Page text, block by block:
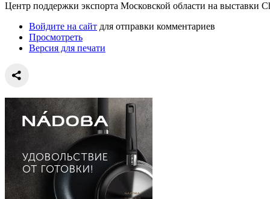
Центр поддержки экспорта Московской области на выставки
Войдите на сайт для отправки комментариев
Просмотреть
Версия для печати